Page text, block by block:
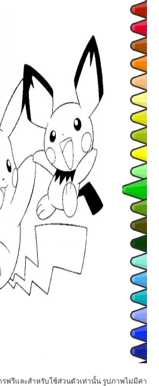
ฟรีและสำหรับใช้ส่วนตัวเท่านั้น รูปภาพไม่มีค่า